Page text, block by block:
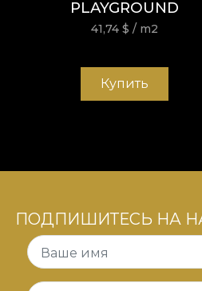
PLAYGROUND
41,74$ / m2
Купить
ПОДПИШИТЕСЬ НА
Ваше имя